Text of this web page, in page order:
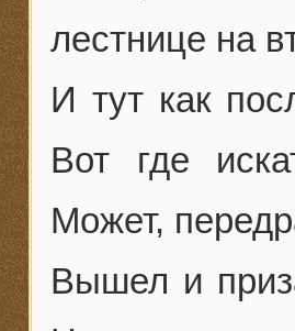
лестнице на
И тут как
Вот где
Может,
Вышел и